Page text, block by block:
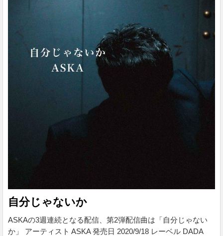
自分じゃないか
ASKAの3週連続となる配信、第2弾配信曲は「自分じゃない
か」 アーティスト ASKA 発売日 2020/9/18 レーベル DADA